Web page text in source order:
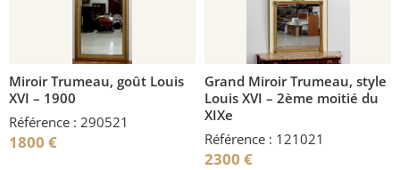
Miroir Trumeau, goût Louis
XVI – 1900
Référence : 290521
1800 €
Grand Miroir Trumeau, style
Louis XVI – 2ème moitié du
XIXe
Référence : 121021
2300 €